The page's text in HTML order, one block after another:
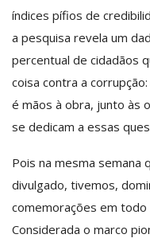
índices pífios de
a pesquisa revela um
percentual de cidadãos
coisa contra a
é mãos à obra, junto às
se dedicam a essas
Pois na mesma
divulgado, tivemos,
comemorações em todo
Considerada o marco